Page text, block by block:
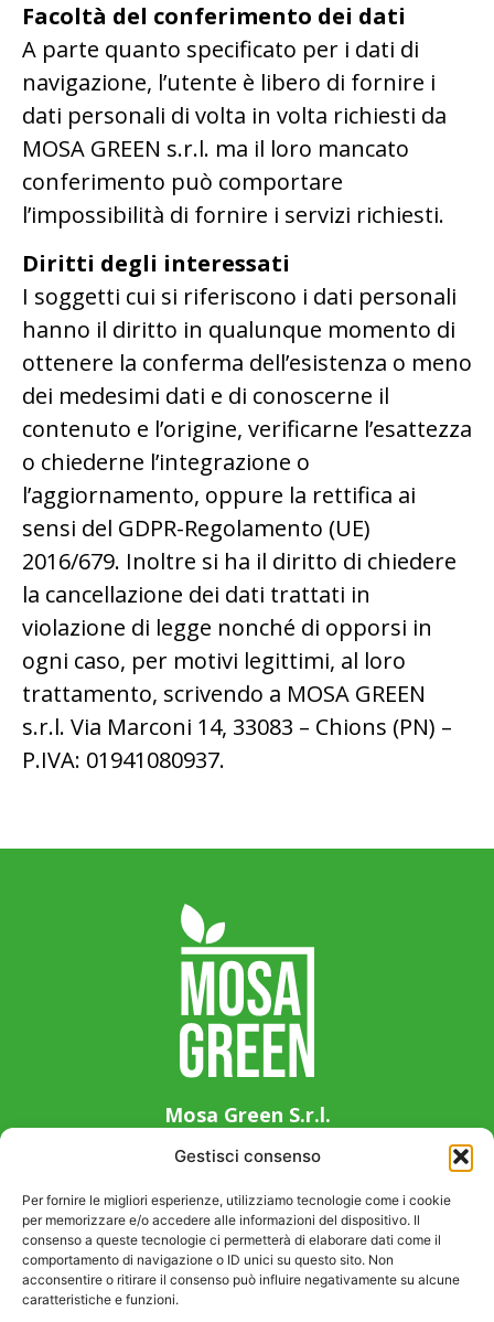
Gestisci consenso
Per fornire le migliori esperienze, utilizziamo tecnologie come i cookie
per memorizzare e/o accedere alle informazioni del dispositivo. Il
consenso a queste tecnologie ci permetterà di elaborare dati come il
comportamento di navigazione o ID unici su questo sito. Non
acconsentire o ritirare il consenso può influire negativamente su alcune
caratteristiche e funzioni.
Facoltà del conferimento dei dati
A parte quanto specificato per i dati di
navigazione, l’utente è libero di fornire i
dati personali di volta in volta richiesti da
MOSA GREEN s.r.l. ma il loro mancato
conferimento può comportare
l’impossibilità di fornire i servizi richiesti.
Diritti degli interessati
I soggetti cui si riferiscono i dati personali
hanno il diritto in qualunque momento di
ottenere la conferma dell’esistenza o meno
dei medesimi dati e di conoscerne il
contenuto e l’origine, verificarne l’esattezza
o chiederne l’integrazione o
l’aggiornamento, oppure la rettifica ai
sensi del GDPR-Regolamento (UE)
2016/679. Inoltre si ha il diritto di chiedere
la cancellazione dei dati trattati in
violazione di legge nonché di opporsi in
ogni caso, per motivi legittimi, al loro
trattamento, scrivendo a MOSA GREEN
s.r.l. Via Marconi 14, 33083 – Chions (PN) –
P.IVA: 01941080937.
Mosa Green S.r.l.
Via Guglielmo Marconi 14, 33083 Chions (PN),
+39 0434 639411
info@mosagreen.it
P. IVA 01941080937